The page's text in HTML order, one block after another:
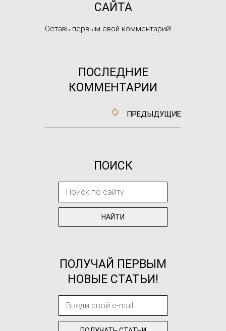
САЙТА
Оставь первым свой комментарий!
ПОСЛЕДНИЕ
КОММЕНТАРИИ
ПРЕДЫДУЩИЕ
ПОИСК
ПОЛУЧАЙ ПЕРВЫМ
НОВЫЕ СТАТЬИ!